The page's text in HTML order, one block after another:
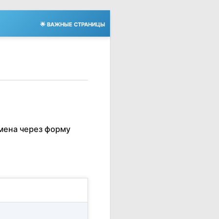
🌟 ВАЖНЫЕ СТРАНИЦЫ
через форму